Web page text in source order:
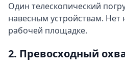
Один телескопический
навесным устройствам. Нет
рабочей площадке.
2. Превосходный